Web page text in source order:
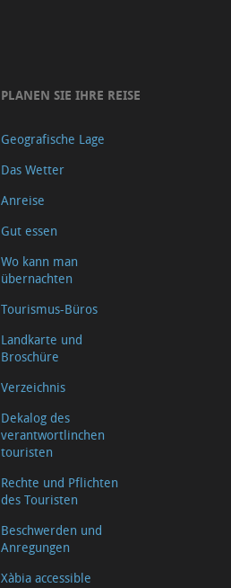
PLANEN SIE IHRE REISE
Geografische Lage
Das Wetter
Anreise
Gut essen
Wo kann man
übernachten
Tourismus-Büros
Landkarte und
Broschüre
Verzeichnis
Dekalog des
verantwortlinchen
touristen
Rechte und Pflichten
des Touristen
Beschwerden und
Anregungen
Xàbia accessible